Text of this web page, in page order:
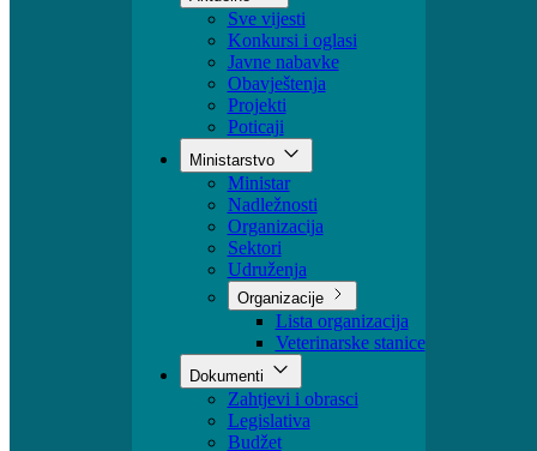
Aktuelno
Sve vijesti
Konkursi i oglasi
Javne nabavke
Obavještenja
Projekti
Poticaji
Ministarstvo
Ministar
Nadležnosti
Organizacija
Sektori
Udruženja
Organizacije
Lista organizacija
Veterinarske stanice
Dokumenti